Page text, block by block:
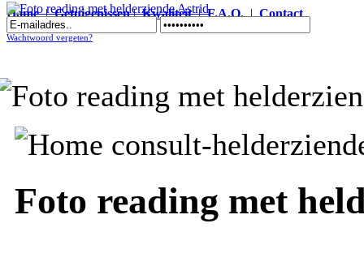
Home|Getuigenissen|Kwaliteit|F.A.Q.|Contact
Foto reading met helderziende Astrid
Wachtwoord vergeten?
Foto reading met